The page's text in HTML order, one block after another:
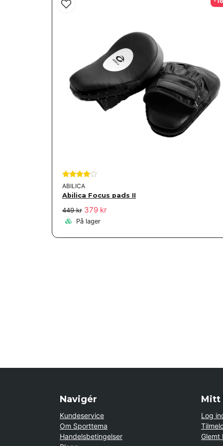
Ja, du kan offentliggøre mit spørgsmål
ABILICA
Abilica Focus pads II
449 kr 379 kr
På lager
Navigér
Kundeservice
Om Sporttema
Handelsbetingelser
Mitt
Log
Glemt